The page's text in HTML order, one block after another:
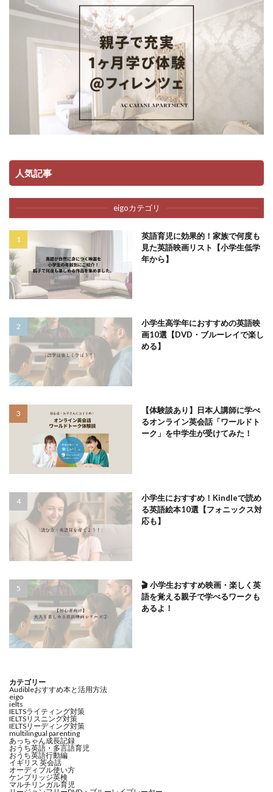
人気記事
eigoカテゴリ
英語育児に効果的！家族で何度も
見た英語映画リスト【小学生低学
年から】
小学生高学年におすすめの英語映
画10選【DVD・ブルーレイで楽し
める】
【体験談あり】日本人講師に学べ
るオンライン英会話「ワールドト
ーク」を中学生が受けてみた！
小学生におすすめ！Kindleで読め
る英語絵本10選【フォニックス対
応も】
🎬 小学生おすすめ映画・楽しく英
語を覚える親子で学べるワークも
あるよ！
カテゴリー
Audibleおすすめ本と活用方法
eigo
ielts
IELTSライティング対策
IELTSリスニング対策
IELTSリーディング対策
multilingual parenting
あっちゃん成長記録
おうち英語・多言語育児
おうち英語行動編
イギリス 英会話
オーディブル使い方
ケンブリッジ英検
マルチリンガル育児